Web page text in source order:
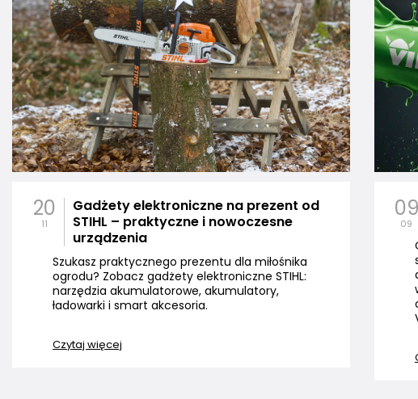
20
11
Gadżety elektroniczne na prezent od
STIHL – praktyczne i nowoczesne
urządzenia
Szukasz praktycznego prezentu dla miłośnika
ogrodu? Zobacz gadżety elektroniczne STIHL:
narzędzia akumulatorowe, akumulatory,
ładowarki i smart akcesoria.
Czytaj więcej
09
09